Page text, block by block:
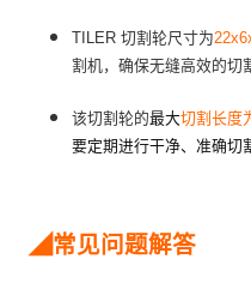
TILER 切割轮尺寸为
割机，确保无缝高效的切
该切割轮的最大切割长度
要定期进行干净、准确切
◢常见问题解答